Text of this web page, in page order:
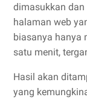
dimasukkan
halaman web
biasanya hanya
satu menit,
Hasil akan
yang